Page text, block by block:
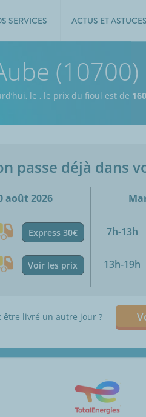
SERVICES ACTUS ET ASTUCES
(10700)
le , le prix du fioul est de
passe déjà dans
août 2026
Express 30€
Voir les prix
7h-13h
13h-19h
être livré un autre jour ?